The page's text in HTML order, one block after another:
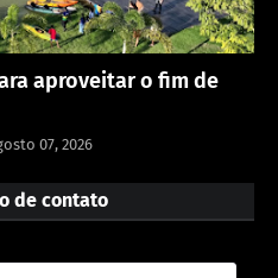
aproveitar o fim de
07, 2026
de contato